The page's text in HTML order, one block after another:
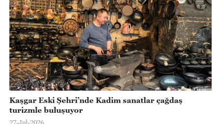
Kaşgar Eski Şehri’nde Kadim sanatlar çağdaş
turizmle buluşuyor